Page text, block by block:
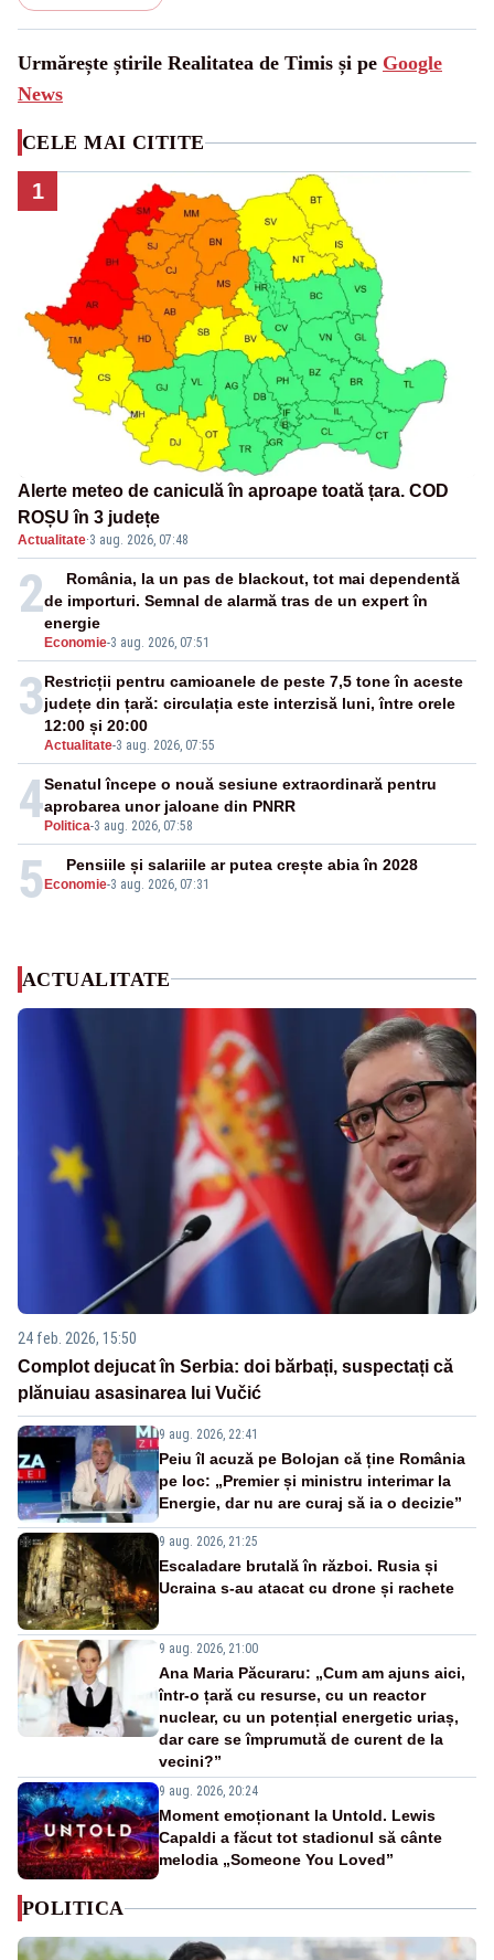
Urmărește știrile Realitatea de Timis și pe Google
News
CELE MAI CITITE
1
Alerte meteo de caniculă în aproape toată țara. COD
ROȘU în 3 județe
Actualitate·3 aug. 2026, 07:48
2
Economie-3 aug. 2026, 07:51
România, la un pas de blackout, tot mai dependentă
de importuri. Semnal de alarmă tras de un expert în
energie
3
Actualitate-3 aug. 2026, 07:55
Restricții pentru camioanele de peste 7,5 tone în aceste
județe din țară: circulația este interzisă luni, între orele
12:00 și 20:00
4Politica-3 aug. 2026, 07:58
Senatul începe o nouă sesiune extraordinară pentru
aprobarea unor jaloane din PNRR
5Economie-3 aug. 2026, 07:31
Pensiile și salariile ar putea crește abia în 2028
ACTUALITATE
24 feb. 2026, 15:50
Complot dejucat în Serbia: doi bărbați, suspectați că
plănuiau asasinarea lui Vučić
9 aug. 2026, 22:41
Peiu îl acuză pe Bolojan că ține România
pe loc: „Premier și ministru interimar la
Energie, dar nu are curaj să ia o decizie”
9 aug. 2026, 21:25
Escaladare brutală în război. Rusia și
Ucraina s-au atacat cu drone și rachete
9 aug. 2026, 21:00
Ana Maria Păcuraru: „Cum am ajuns aici,
într-o țară cu resurse, cu un reactor
nuclear, cu un potențial energetic uriaș,
dar care se împrumută de curent de la
vecini?”
9 aug. 2026, 20:24
Moment emoționant la Untold. Lewis
Capaldi a făcut tot stadionul să cânte
melodia „Someone You Loved”
POLITICA